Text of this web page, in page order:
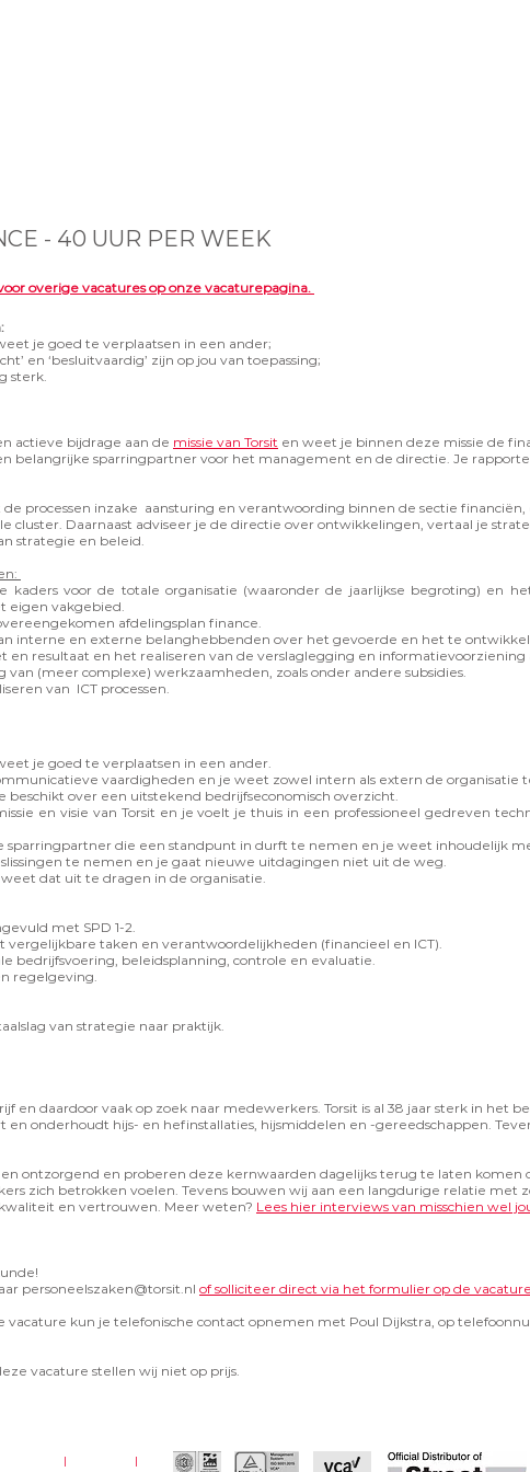
- 40 UUR PER WEEK
je goed te verplaatsen in een ander;
en ‘besluitvaardig’ zijn op jou van toepassing;
sterk.
actieve bijdrage aan de missie van Torsit en weet je binnen deze missie de
belangrijke sparringpartner voor het management en de directie. Je
processen inzake aansturing en verantwoording binnen de sectie
cluster. Daarnaast adviseer je de directie over ontwikkelingen, vertaal je
strategie en beleid.
kaders voor de totale organisatie (waaronder de jaarlijkse begroting) en
eigen vakgebied.
afdelingsplan finance.
interne en externe belanghebbenden over het gevoerde en het te
en resultaat en het realiseren van de verslaglegging en informatievoorziening
van (meer complexe) werkzaamheden, zoals onder andere subsidies.
van ICT processen.
je goed te verplaatsen in een ander.
vaardigheden en je weet zowel intern als extern de organisatie
beschikt over een uitstekend bedrijfseconomisch overzicht.
en visie van Torsit en je voelt je thuis in een professioneel gedreven
sparringpartner die een standpunt in durft te nemen en je weet inhoudelijk
te nemen en je gaat nieuwe uitdagingen niet uit de weg.
dat uit te dragen in de organisatie.
met SPD 1-2.
taken en verantwoordelijkheden (financieel en ICT).
bedrijfsvoering, beleidsplanning, controle en evaluatie.
regelgeving.
van strategie naar praktijk.
en daardoor vaak op zoek naar medewerkers. Torsit is al 38 jaar sterk in het
onderhoudt hijs- en hefinstallaties, hijsmiddelen en -gereedschappen.
en ontzorgend en proberen deze kernwaarden dagelijks terug te laten komen
zich betrokken voelen. Tevens bouwen wij aan een langdurige relatie met
en vertrouwen. Meer weten? Lees hier interviews van misschien wel
personeelszaken@torsit.nl of solliciteer direct via het formulier op de
kun je telefonische contact opnemen met Poul Dijkstra, op
vacature stellen wij niet op prijs.
overige vacatures op onze vacaturepagina.
|
|